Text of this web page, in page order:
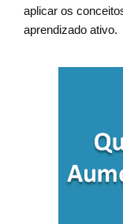
aplicar os
aprendizado ativo.